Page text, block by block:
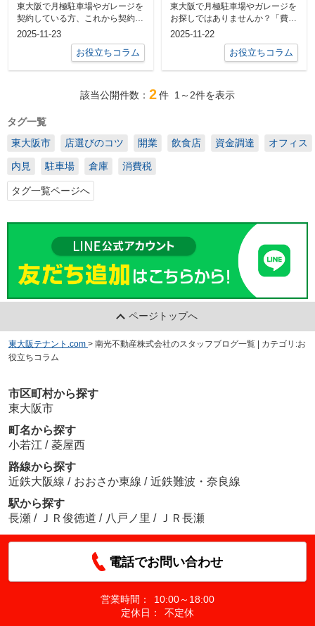
するための注意点も紹
介
東大阪で月極駐車場やガレージを
契約している方、これから契約を
検討している方にとって、無断駐
2025-11-23
お役立ちコラム
東大阪で月極駐車場やガレージを
お探しではありませんか？「費用
はいくら？」「選び方のコツ
は？」と悩む...
2025-11-22
お役立ちコラム
該当公開件数： 2件 1～2件を表示
タグ一覧
東大阪市
店選びのコツ 開業 飲食店 資金調達 オフィス
内見 駐車場 倉庫 消費税
タグ一覧ページへ
ページトップへ
東大阪テナント.com > 南光不動産株式会社のスタッフブログ一覧 | カテゴリ:お
役立ちコラム
市区町村から探す
東大阪市
町名から探す
小若江 / 菱屋西
路線から探す
近鉄大阪線 / おおさか東線 / 近鉄難波・奈良線
駅から探す
長瀬 / ＪＲ俊徳道 / 八戸ノ里 / ＪＲ長瀬
電話でお問い合わせ
営業時間：
10:00～18:00
定休日：
不定休